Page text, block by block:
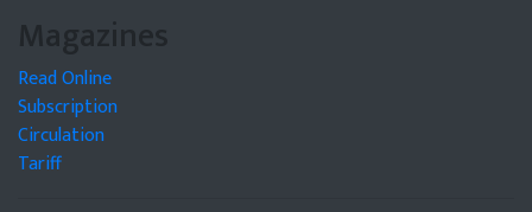
Magazines
Read Online
Subscription
Circulation
Tariff